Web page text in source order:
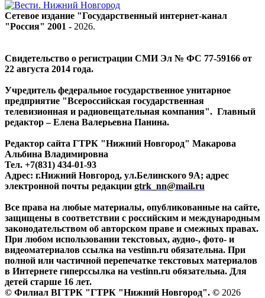
Сетевое издание "Государственный интернет-канал
"Россия" 2001 - 2026.
Свидетельство о регистрации СМИ Эл № ФС 77-59166 от
22 августа 2014 года.
Учредитель федеральное государственное унитарное
предприятие "Всероссийская государственная
телевизионная и радиовещательная компания". Главный
редактор – Елена Валерьевна Панина.
Редактор сайта ГТРК "Нижний Новгород" Макарова
Альбина Владимировна
Тел. +7(831) 434-01-93
Адрес: г.Нижний Новгород, ул.Белинского 9А; адрес
электронной почты редакции gtrk_nn@mail.ru
Все права на любые материалы, опубликованные на сайте,
защищены в соответствии с российским и международным
законодательством об авторском праве и смежных правах.
При любом использовании текстовых, аудио-, фото- и
видеоматериалов ссылка на vestinn.ru обязательна. При
полной или частичной перепечатке текстовых материалов
в Интернете гиперссылка на vestinn.ru обязательна. Для
детей старше 16 лет.
© Филиал ВГТРК "ГТРК "Нижний Новгород". © 2026